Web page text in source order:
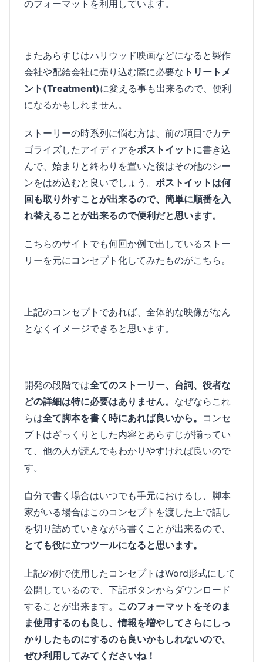
のフォーマットを利用しています。
またあらすじはハリウッド映画などになると製作
会社や配給会社に売り込む際に必要な トリートメ
ント(Treatment)に変える事も出来るので、便利
になるかもしれません。
ストーリーの時系列に悩む方は、前の項目でカテ
ゴライズしたアイディアをポストイット に書き込
んで、始まりと終わりを置いた後はその他のシー
ンをはめ込むと良いでしょう。 ポストイットは何
回も取り外すことが出来るので、簡単に順番を入
れ替えることが出来るので便利だと思います。
こちらのサイトでも何回か例で出しているストー
リーを元にコンセプト化してみたものがこちら。
上記のコンセプトであれば、全体的な映像がなん
となくイメージできると思います。
開発の段階では全てのストーリー、台詞、役者な
どの詳細は特に必要はありません。 なぜならこれ
らは全て脚本を書く時にあれば良いから。 コンセ
プトはざっくりとした内容とあらすじが揃ってい
て、他の人が読んでもわかりやすければ良いので
す。
自分で書く場合はいつでも手元におけるし、脚本
家がいる場合はこのコンセプトを渡した上で話し
を切り詰めていきながら書くことが出来るので、
とても役に立つツールになると思います。
上記の例で使用したコンセプトはWord形式にして
公開しているので、下記ボタンからダウンロード
することが出来ます。 このフォーマットをそのま
ま使用するのも良し、情報を増やしてさらにしっ
かりしたものにするのも良いかもしれないので、
ぜひ利用してみてくださいね！